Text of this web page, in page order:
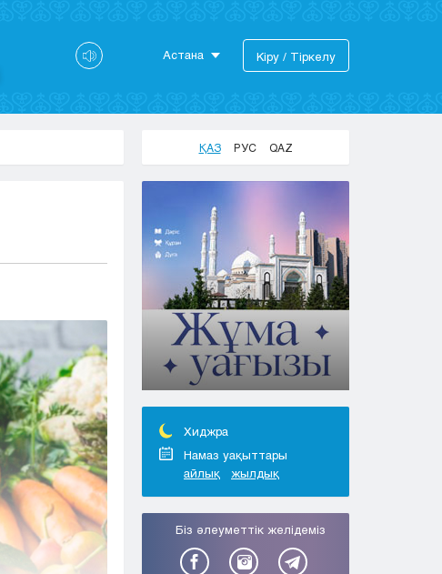
Астана
Актобе
Караганда
Кокшетау
Костанай
Кызылорда
Павлодар
Петропавловск
Семей
Талдыкорган
Тараз
Туркестан
Уральск
Усть-Каменогорск
Шымкент
Кіру / Тіркелу
ҚАЗ РУС QAZ
Хиджра
Намаз уақыттары
айлық
жылдық
Біз әлеуметтік желідеміз